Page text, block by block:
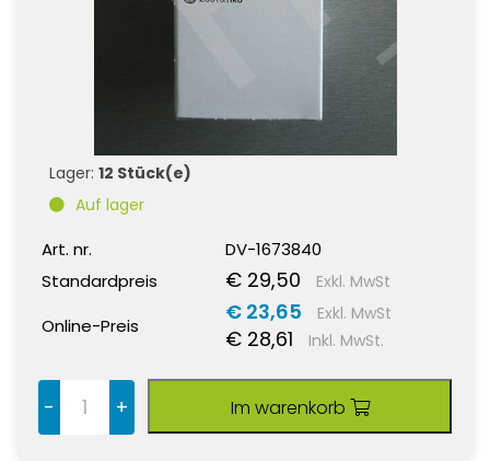
Lager: 12 Stück(e)
Auf lager
Art. nr.
DV-1673840
Standardpreis
€ 29,50 Exkl. MwSt
Online-Preis
€ 23,65 Exkl. MwSt
€ 28,61 Inkl. MwSt.
- + Im warenkorb